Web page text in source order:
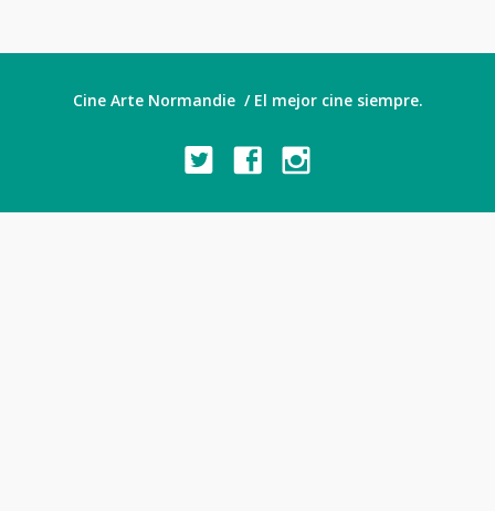
Cine Arte Normandie / El mejor cine siempre.